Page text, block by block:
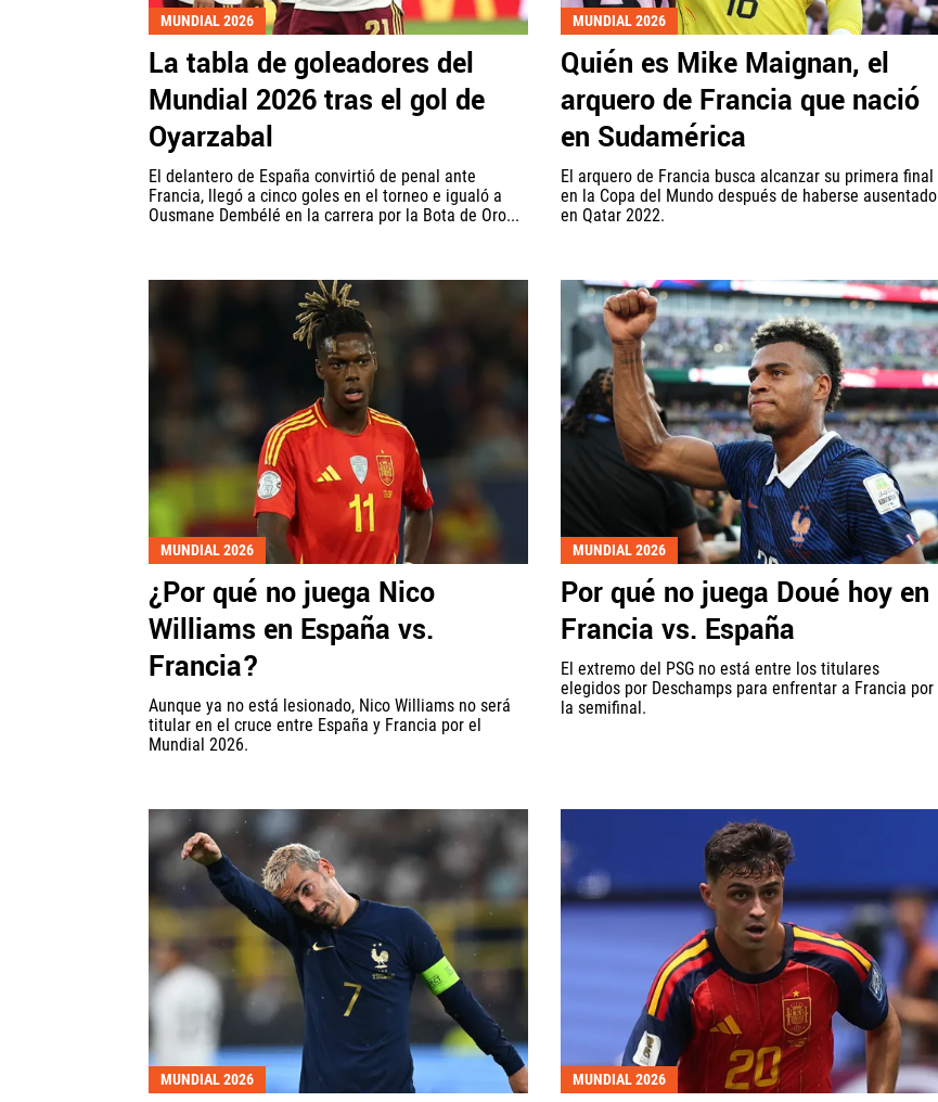
MUNDIAL 2026
La tabla de goleadores del
Mundial 2026 tras el gol de
Oyarzabal
El delantero de España convirtió de penal ante
Francia, llegó a cinco goles en el torneo e igualó a
Ousmane Dembélé en la carrera por la Bota de Oro...
MUNDIAL 2026
Quién es Mike Maignan, el
arquero de Francia que nació
en Sudamérica
El arquero de Francia busca alcanzar su primera final
en la Copa del Mundo después de haberse ausentado
en Qatar 2022.
MUNDIAL 2026
¿Por qué no juega Nico
Williams en España vs.
Francia?
Aunque ya no está lesionado, Nico Williams no será
titular en el cruce entre España y Francia por el
Mundial 2026.
MUNDIAL 2026
Por qué no juega Doué hoy en
Francia vs. España
El extremo del PSG no está entre los titulares
elegidos por Deschamps para enfrentar a Francia por
la semifinal.
MUNDIAL 2026 MUNDIAL 2026